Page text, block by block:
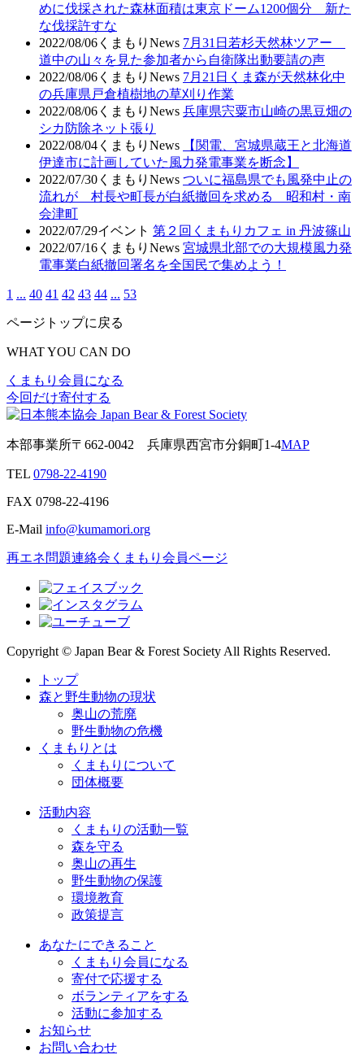
めに伐採された森林面積は東京ドーム1200個分 新た
な伐採許すな
2022/08/06 くまもりNews 7月31日若杉天然林ツアー
道中の山々を見た参加者から自衛隊出動要請の声
2022/08/06 くまもりNews 7月21日くま森が天然林化中
の兵庫県戸倉植樹地の草刈り作業
2022/08/06 くまもりNews 兵庫県宍粟市山崎の黒豆畑の
シカ防除ネット張り
2022/08/04 くまもりNews
【関電、宮城県蔵王と北海道
伊達市に計画していた風力発電事業を断念】
2022/07/30 くまもりNews ついに福島県でも風発中止の
流れが 村長や町長が白紙撤回を求める 昭和村・南
会津町
2022/07/29イベント 第２回くまもりカフェ in 丹波篠山
2022/07/16 くまもりNews 宮城県北部での大規模風力発
電事業白紙撤回署名を全国民で集めよう！
1 ... 40 41 42 43 44 ... 53
ページトップに戻る
WHAT YOU CAN DO
くまもり会員になる
今回だけ寄付する
本部事業所〒662-0042 兵庫県西宮市分銅町1-4MAP
TEL 0798-22-4190
FAX 0798-22-4196
E-Mail info@kumamori.org
再エネ問題連絡会 くまもり会員ページ
Copyright © Japan Bear & Forest Society All Rights Reserved.
トップ
森と野生動物の現状
奥山の荒廃
野生動物の危機
くまもりとは
くまもりについて
団体概要
活動内容
くまもりの活動一覧
森を守る
奥山の再生
野生動物の保護
環境教育
政策提言
あなたにできること
くまもり会員になる
寄付で応援する
ボランティアをする
活動に参加する
お知らせ
お問い合わせ